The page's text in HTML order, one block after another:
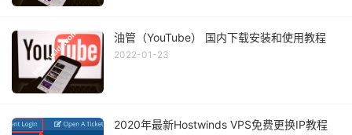
油管（YouTube） 国内下载安装和使用教程
2022-01-23
2020年最新Hostwinds VPS免费更换IP教程